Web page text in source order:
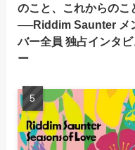
のこと、これからのこ
──Riddim Saunter メ
バー全員 独占インタビ
ー